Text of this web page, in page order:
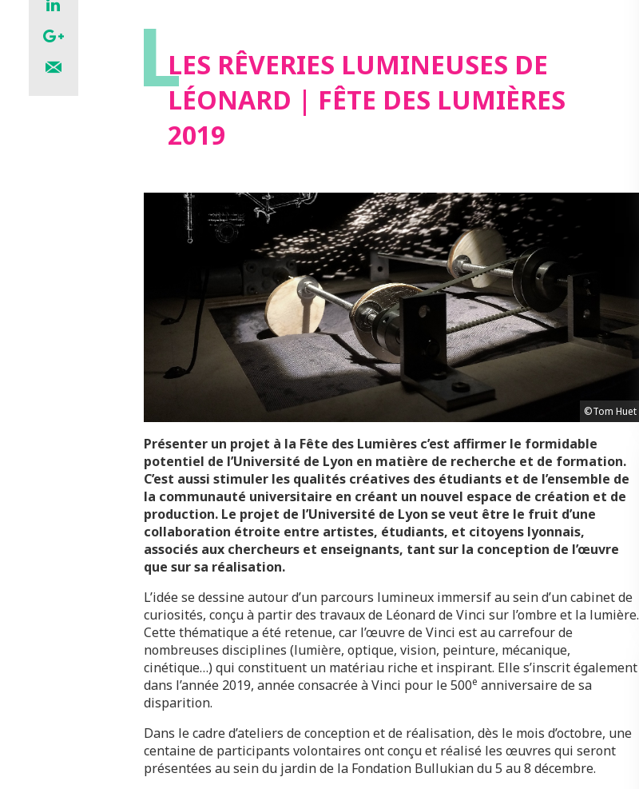
LLES RÊVERIES LUMINEUSES DE
LÉONARD | FÊTE DES LUMIÈRES
2019
©Tom Huet
Présenter un projet à la Fête des Lumières c’est affirmer le formidable
potentiel de l’Université de Lyon en matière de recherche et de formation.
C’est aussi stimuler les qualités créatives des étudiants et de l’ensemble de
la communauté universitaire en créant un nouvel espace de création et de
production. Le projet de l’Université de Lyon se veut être le fruit d’une
collaboration étroite entre artistes, étudiants, et citoyens lyonnais,
associés aux chercheurs et enseignants, tant sur la conception de l’œuvre
que sur sa réalisation.
L’idée se dessine autour d’un parcours lumineux immersif au sein d’un cabinet de
curiosités, conçu à partir des travaux de Léonard de Vinci sur l’ombre et la lumière.
Cette thématique a été retenue, car l’œuvre de Vinci est au carrefour de
nombreuses disciplines (lumière, optique, vision, peinture, mécanique,
cinétique…) qui constituent un matériau riche et inspirant. Elle s’inscrit également
dans l’année 2019, année consacrée à Vinci pour le 500e anniversaire de sa
disparition.
Dans le cadre d’ateliers de conception et de réalisation, dès le mois d’octobre, une
centaine de participants volontaires ont conçu et réalisé les œuvres qui seront
présentées au sein du jardin de la Fondation Bullukian du 5 au 8 décembre.